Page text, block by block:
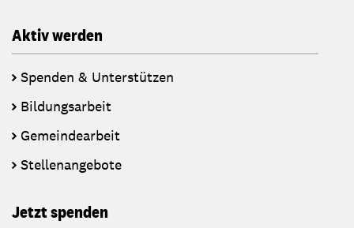
Aktiv werden
Spenden & Unterstützen
Bildungsarbeit
Gemeindearbeit
Stellenangebote
Jetzt spenden